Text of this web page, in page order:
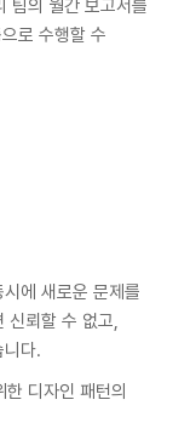
팀의 월간 보고서를
로 수행할 수
에 새로운 문제를
신뢰할 수 없고,
다.
디자인 패턴의